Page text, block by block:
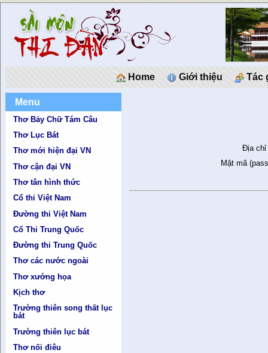
Home Giới thiệu Tác
Menu
Thơ Bảy Chữ Tám Câu
Thơ Lục Bát
Thơ mới hiện đại VN
Thơ cận đại VN
Thơ tân hình thức
Cổ thi Việt Nam
Đường thi Việt Nam
Cổ Thi Trung Quốc
Đường thi Trung Quốc
Thơ các nước ngoài
Thơ xướng họa
Kịch thơ
Trường thiên song thất lục
bát
Trường thiên lục bát
Thơ nối điêu
Địa chỉ
Mật mã